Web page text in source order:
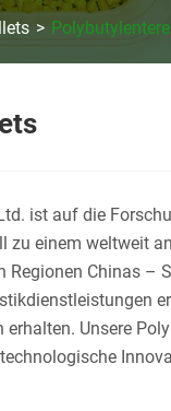
ist auf die
einem weltweit
Chinas –
Unsere